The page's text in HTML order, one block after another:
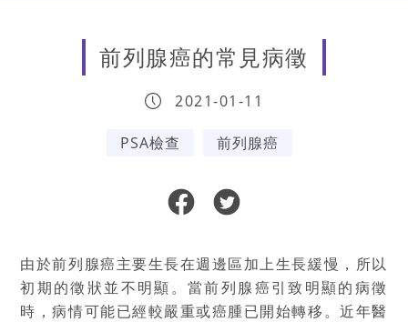
前列腺癌的常見病徵
2021-01-11
PSA檢查 前列腺癌
由於前列腺癌主要生長在週邊區加上生長緩慢，所以
初期的徵狀並不明顯。當前列腺癌引致明顯的病徵
時，病情可能已經較嚴重或癌腫已開始轉移。近年醫